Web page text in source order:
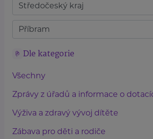
Dle kategorie
Všechny
Zprávy z úřadů a informace o
Výživa a zdravý vývoj dítěte
Zábava pro děti a rodiče